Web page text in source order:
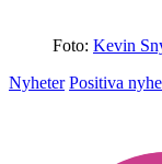
Foto: Kevin
Nyheter Positiva